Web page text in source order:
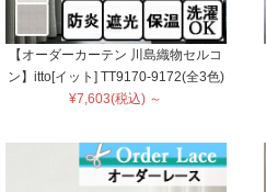
【オーダーカーテン 川島織物セルコ
ン】itto[イット] TT9170-9172(全3色)
¥7,603(税込) ～